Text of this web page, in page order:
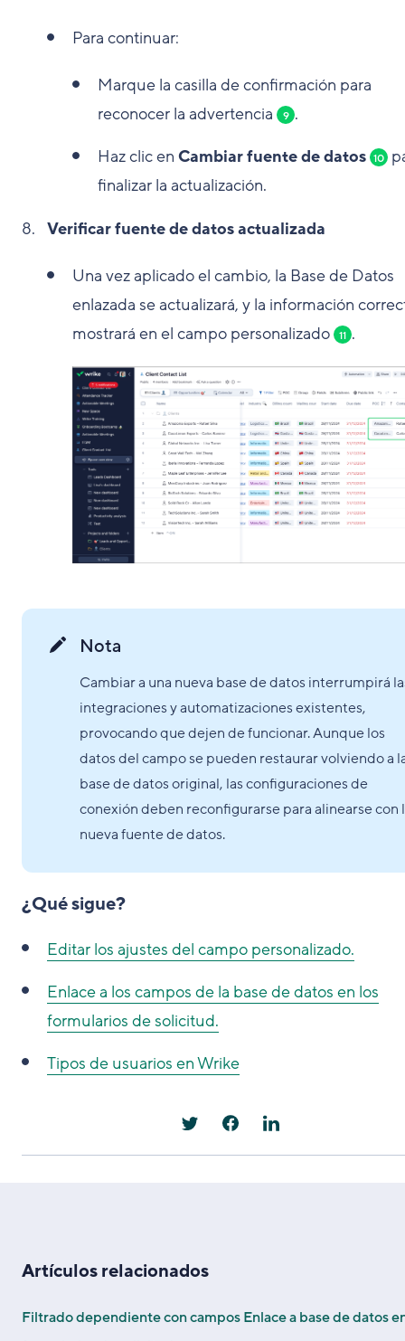
Para continuar:
Marque la casilla de confirmación para
reconocer la advertencia
9 .
Haz clic en Cambiar fuente de datos 10
finalizar la actualización.
Verificar fuente de datos actualizada
Una vez aplicado el cambio, la Base de Datos
enlazada se actualizará, y la información
mostrará en el campo personalizado
11 .
Nota
Cambiar a una nueva base de datos interrumpirá
integraciones y automatizaciones existentes,
provocando que dejen de funcionar. Aunque los
datos del campo se pueden restaurar volviendo a
base de datos original, las configuraciones de
conexión deben reconfigurarse para alinearse con
nueva fuente de datos.
¿Qué sigue?
Editar los ajustes del campo personalizado.
Enlace a los campos de la base de datos en los
formularios de solicitud.
Tipos de usuarios en Wrike
Artículos relacionados
Filtrado dependiente con campos Enlace a base de datos